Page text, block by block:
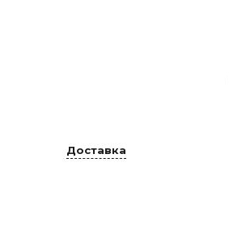
Доставка